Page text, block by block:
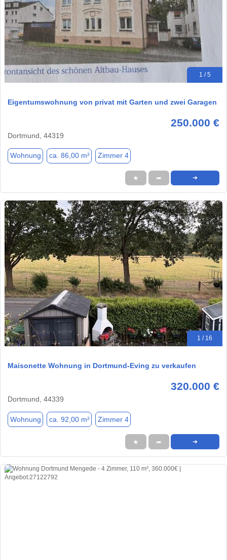
1 / 5
Eigentumswohnung von privat mit Garten und zwei Garagen
250.000 €
Dortmund, 44319
Wohnung ca. 86,00 m² Zimmer 4
★ ➦ ➜
1 / 16
Maisonette Wohnung in Dortmund-Eving zu verkaufen
320.000 €
Dortmund, 44339
Wohnung ca. 92,00 m² Zimmer 4
★ ➦ ➜